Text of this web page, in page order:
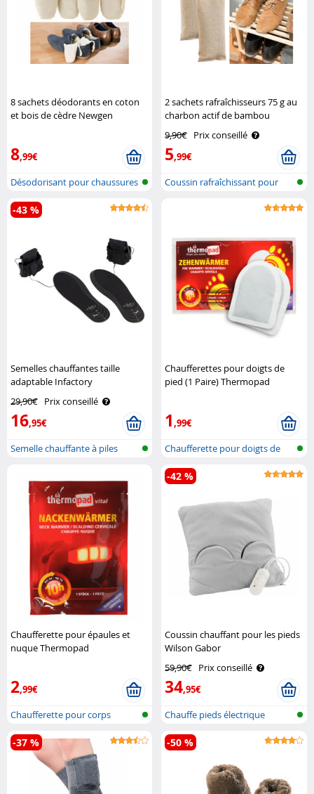
8 sachets déodorants en coton
et bois de cèdre Newgen
8,99€
Désodorisant pour chaussures
en boi..
2 sachets rafraîchisseurs 75 g au
charbon actif de bambou
9,90€ Prix conseillé
5,99€
Coussin rafraîchissant pour
Semelles chauffantes taille
adaptable Infactory
29,90€ Prix conseillé
16,95€
-43 %
Semelle chauffante à piles
Chaufferettes pour doigts de
pied (1 Paire) Thermopad
1,99€
Chaufferette pour doigts de
pied
Chaufferette pour épaules et
nuque Thermopad
2,99€
Chaufferette pour corps
Coussin chauffant pour les pieds
Wilson Gabor
59,90€ Prix conseillé
34,95€
-42 %
Chauffe pieds électrique
-37 % -50 %